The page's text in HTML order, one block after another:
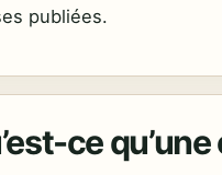
publiées.
ce